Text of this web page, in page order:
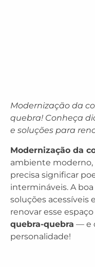
Modernização da
quebra! Conheça
e soluções para
Modernização da
ambiente moderno,
precisa significar
intermináveis. A
soluções
renovar esse
quebra-quebra — e
personalidade!